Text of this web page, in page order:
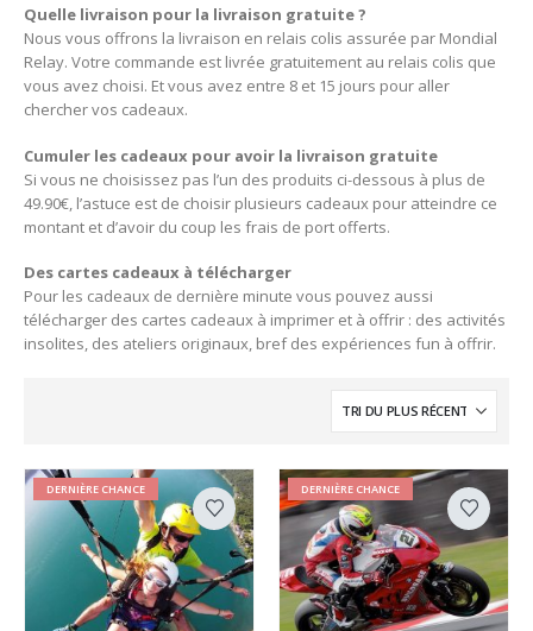
Quelle livraison pour la livraison gratuite ?
Nous vous offrons la livraison en relais colis assurée par Mondial
Relay. Votre commande est livrée gratuitement au relais colis que
vous avez choisi. Et vous avez entre 8 et 15 jours pour aller
chercher vos cadeaux.
Cumuler les cadeaux pour avoir la livraison gratuite
Si vous ne choisissez pas l’un des produits ci-dessous à plus de
49.90€, l’astuce est de choisir plusieurs cadeaux pour atteindre ce
montant et d’avoir du coup les frais de port offerts.
Des cartes cadeaux à télécharger
Pour les cadeaux de dernière minute vous pouvez aussi
télécharger des cartes cadeaux à imprimer et à offrir : des activités
insolites, des ateliers originaux, bref des expériences fun à offrir.
DERNIÈRE CHANCE DERNIÈRE CHANCE